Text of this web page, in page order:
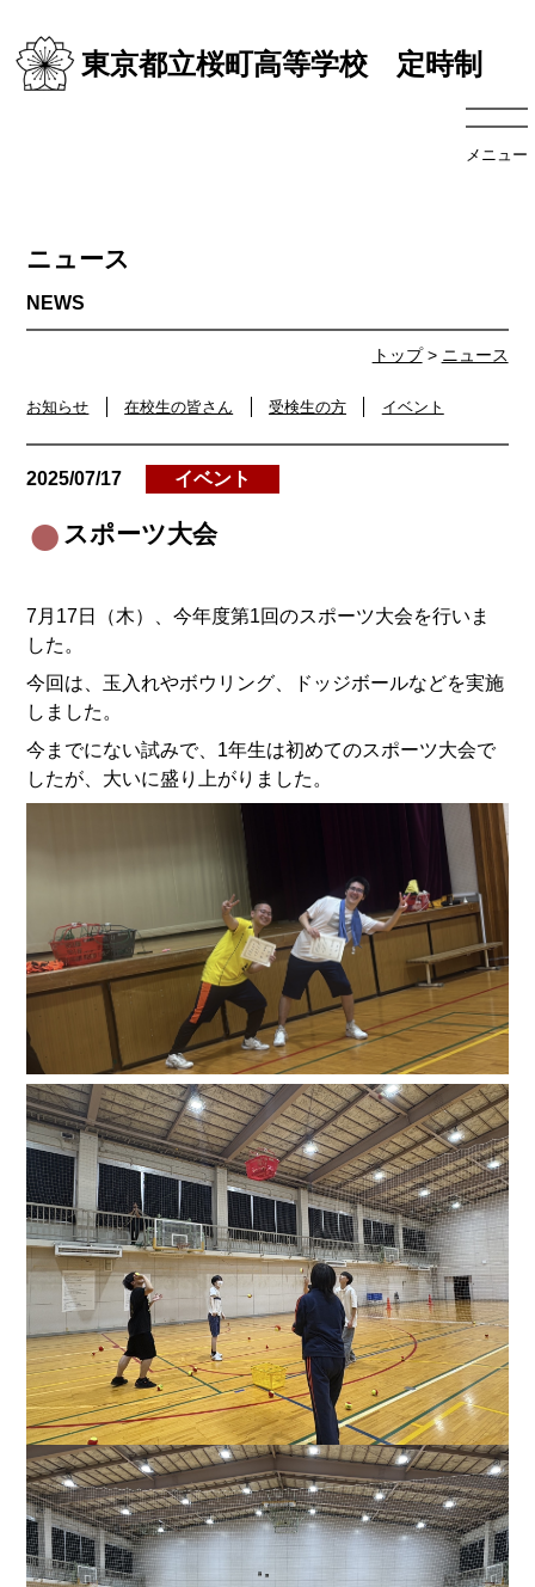
東京都立桜町高等学校 定時制
メニュー
トップ> ニュース
ニュース
お知らせ 在校生の皆さん 受検生の方 イベント
2025/07/17 イベント
スポーツ大会
7月17日（木）、今年度第1回のスポーツ大会を行いま
した。
今回は、玉入れやボウリング、ドッジボールなどを実施
しました。
今までにない試みで、1年生は初めてのスポーツ大会で
したが、大いに盛り上がりました。